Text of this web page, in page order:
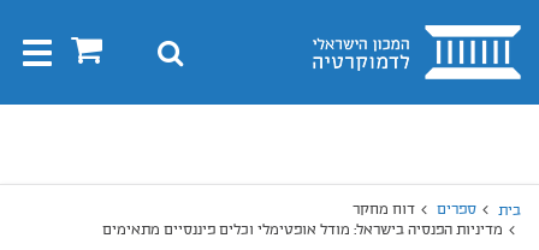
בית 0 חיפוש
בית ספרים
דוח מחקר
מדיניות הפנסיה בישראל: מודל אופטימלי וכלים פיננסיים מתאימים